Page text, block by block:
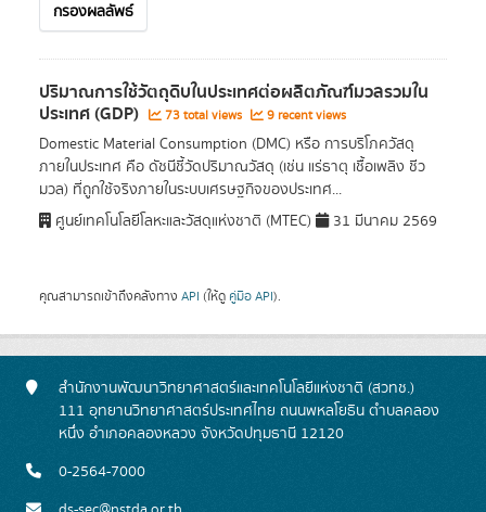
กรองผลลัพธ์
ปริมาณการใช้วัตถุดิบในประเทศต่อผลิตภัณฑ์มวลรวมใน
ประเทศ (GDP) 73 total views 9 recent views
Domestic Material Consumption (DMC) หรือ การบริโภควัสดุ
ภายในประเทศ คือ ดัชนีชี้วัดปริมาณวัสดุ (เช่น แร่ธาตุ เชื้อเพลิง ชีว
มวล) ที่ถูกใช้จริงภายในระบบเศรษฐกิจของประเทศ...
ศูนย์เทคโนโลยีโลหะและวัสดุแห่งชาติ (MTEC)
31 มีนาคม 2569
คุณสามารถเข้าถึงคลังทาง API (ให้ดู คู่มือ API).
สำนักงานพัฒนาวิทยาศาสตร์และเทคโนโลยีแห่งชาติ (สวทช.)
111 อุทยานวิทยาศาสตร์ประเทศไทย ถนนพหลโยธิน ตำบลคลอง
หนึ่ง อำเภอคลองหลวง จังหวัดปทุมธานี 12120
0-2564-7000